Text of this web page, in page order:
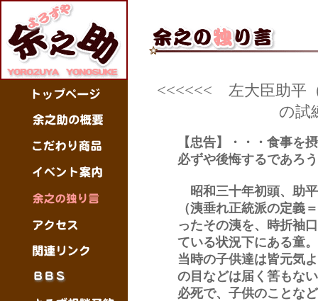
<<<<<< 左大臣助平
の試
【忠告】・・・食事を
必ずや後悔するであろ
昭和三十年初頭、助
（洟垂れ正統派の定義
ったその洟を、時折袖
ている状況下にある童
当時の子供達は皆元気
の目などは届く筈もな
必死で、子供のことな